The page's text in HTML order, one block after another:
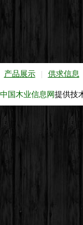
产品展示 | 供求信息
中国木业信息网提供技